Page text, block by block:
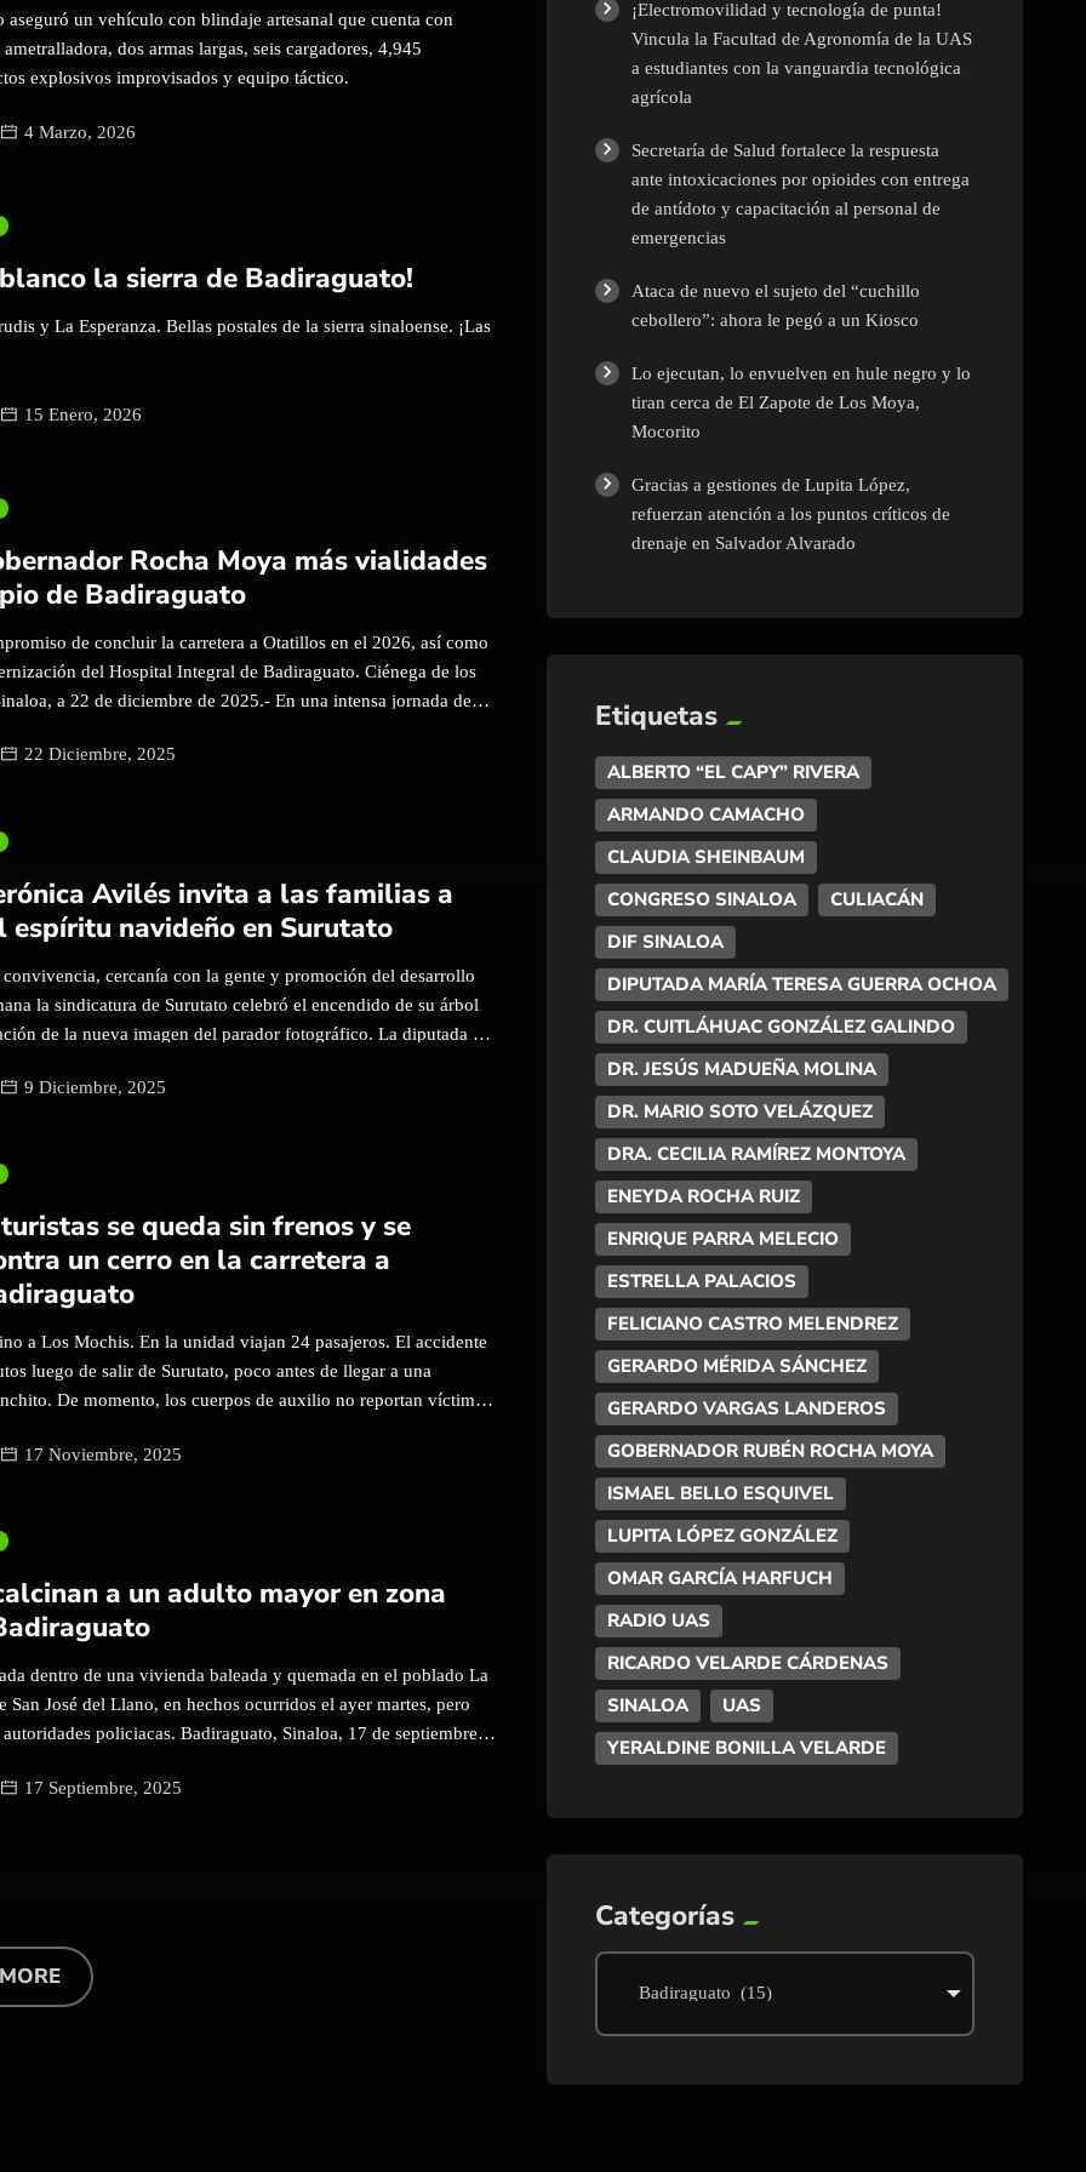
Policíaca
Salud
Sinaloa
Tecnología
UAS
un vehículo con blindaje artesanal que cuenta con
dos armas largas, seis cargadores, 4,945
explosivos improvisados y equipo táctico.
4 Marzo, 2026
blanco la sierra de Badiraguato!
y La Esperanza. Bellas postales de la sierra sinaloense. ¡Las
15 Enero, 2026
Rocha Moya más vialidades
de Badiraguato
de concluir la carretera a Otatillos en el 2026, así como
del Hospital Integral de Badiraguato. Ciénega de los
a 22 de diciembre de 2025.- En una intensa jornada de
Ríos, donde inauguró la pavimentación de la calle principal
435 mil pesos. El mandatario estatal arribó a La
el secretario de Obras Públicas, Raúl Francisco Montero
inaugurar la […]
22 Diciembre, 2025
Avilés invita a las familias a
navideño en Surutato
cercanía con la gente y promoción del desarrollo
la sindicatura de Surutato celebró el encendido de su árbol
de la nueva imagen del parador fotográfico. La diputada de
a autoridades y familias en este emotivo inicio de la
el turismo local como motor de bienestar para las familias
de un árbol navideño decorado con un vistoso trineo y
la época, además de presentar […]
9 Diciembre, 2025
se queda sin frenos y se
un cerro en la carretera a
a Los Mochis. En la unidad viajan 24 pasajeros. El accidente
luego de salir de Surutato, poco antes de llegar a una
De momento, los cuerpos de auxilio no reportan víctimas
17 Noviembre, 2025
a un adulto mayor en zona
dentro de una vivienda baleada y quemada en el poblado La
San José del Llano, en hechos ocurridos el ayer martes, pero
policiacas. Badiraguato, Sinaloa, 17 de septiembre
en el poblado La Sábila, perteneciente a la sindicatura de
al lugar, […]
17 Septiembre, 2025
¡Electromovilidad y tecnología de punta!
Vincula la Facultad de Agronomía de la UAS
a estudiantes con la vanguardia tecnológica
agrícola
Secretaría de Salud fortalece la respuesta
ante intoxicaciones por opioides con entrega
de antídoto y capacitación al personal de
emergencias
Ataca de nuevo el sujeto del “cuchillo
cebollero”: ahora le pegó a un Kiosco
Lo ejecutan, lo envuelven en hule negro y lo
tiran cerca de El Zapote de Los Moya,
Mocorito
Gracias a gestiones de Lupita López,
refuerzan atención a los puntos críticos de
drenaje en Salvador Alvarado
Etiquetas
ALBERTO “EL CAPY” RIVERA
ARMANDO CAMACHO
CLAUDIA SHEINBAUM
CONGRESO SINALOA
CULIACÁN
DIF SINALOA
DIPUTADA MARÍA TERESA GUERRA OCHOA
DR. CUITLÁHUAC GONZÁLEZ GALINDO
DR. JESÚS MADUEÑA MOLINA
DR. MARIO SOTO VELÁZQUEZ
DRA. CECILIA RAMÍREZ MONTOYA
ENEYDA ROCHA RUIZ
ENRIQUE PARRA MELECIO
ESTRELLA PALACIOS
FELICIANO CASTRO MELENDREZ
GERARDO MÉRIDA SÁNCHEZ
GERARDO VARGAS LANDEROS
GOBERNADOR RUBÉN ROCHA MOYA
ISMAEL BELLO ESQUIVEL
LUPITA LÓPEZ GONZÁLEZ
OMAR GARCÍA HARFUCH
RADIO UAS
RICARDO VELARDE CÁRDENAS
SINALOA
UAS
YERALDINE BONILLA VELARDE
Categorías